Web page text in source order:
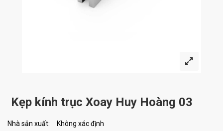
Kẹp kính trục Xoay Huy Hoàng 03
Nhà sản xuất:
Không xác định